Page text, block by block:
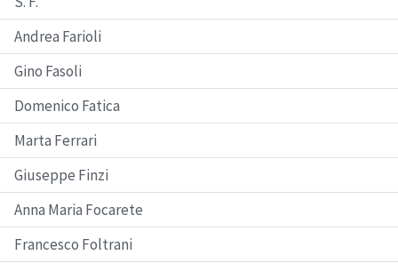
Andrea Farioli
Gino Fasoli
Domenico Fatica
Marta Ferrari
Giuseppe Finzi
Anna Maria Focarete
Francesco Foltrani